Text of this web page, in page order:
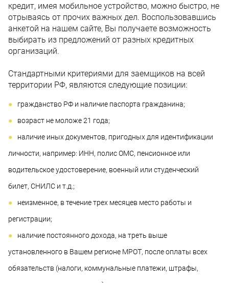
кредит, имея мобильное устройство, можно быстро, не
отрываясь от прочих важных дел. Воспользовавшись
анкетой на нашем сайте, Вы получаете возможность
выбирать из предложений от разных кредитных
организаций.
Стандартными критериями для заемщиков на всей
территории РФ, являются следующие позиции:
гражданство РФ и наличие паспорта гражданина;
возраст не моложе 21 года;
наличие иных документов, пригодных для идентификации
личности, например: ИНН, полис ОМС, пенсионное или
водительское удостоверение, военный или студенческий
билет, СНИЛС и т.д.;
неизменное, в течение трех месяцев место работы и
регистрации;
наличие постоянного дохода, на треть выше
установленного в Вашем регионе МРОТ, после оплаты всех
обязательств (налоги, коммунальные платежи, штрафы,